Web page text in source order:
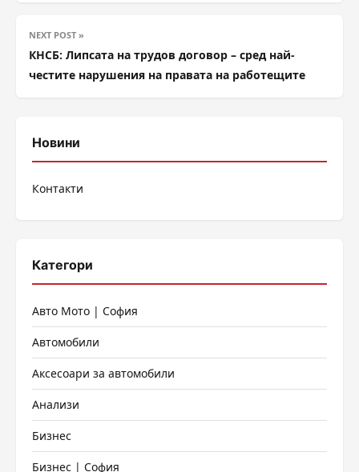
NEXT POST »
КНСБ: Липсата на трудов договор – сред най-
честите нарушения на правата на работещите
Новини
Контакти
Категори
Авто Мото | София
Автомобили
Аксесоари за автомобили
Анализи
Бизнес
Бизнес | София